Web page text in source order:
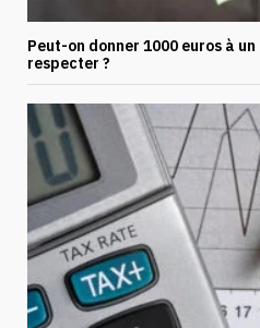
Peut-on donner 1000 euros à
respecter ?